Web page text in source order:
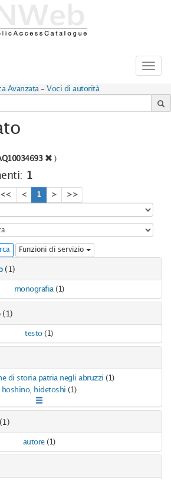
Avanzata - Voci di autorità
)
1
<< < 1 > >>
Funzioni di servizio
(1)
monografia (1)
(1)
testo (1)
di storia patria negli abruzzi (1)
hoshino, hidetoshi (1)
(1)
autore (1)